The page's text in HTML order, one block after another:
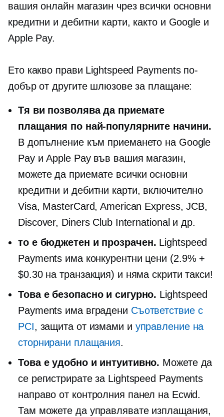
вашия онлайн магазин чрез всички основни
кредитни и дебитни карти, както и Google и
Apple Pay.
Ето какво прави Lightspeed Payments по-
добър от другите шлюзове за плащане:
Тя ви позволява да приемате
плащания по най-популярните начини.
В допълнение към приемането на Google
Pay и Apple Pay във вашия магазин,
можете да приемате всички основни
кредитни и дебитни карти, включително
Visa, MasterCard, American Express, JCB,
Discover, Diners Club International и др.
то е бюджетен и прозрачен. Lightspeed
Payments има конкурентни цени (2.9% +
$0.30 на транзакция) и няма скрити такси!
Това е безопасно и сигурно. Lightspeed
Payments има вградени Съответствие с
PCI, защита от измами и управление на
сторнирани плащания.
Това е удобно и интуитивно. Можете да
се регистрирате за Lightspeed Payments
направо от контролния панел на Ecwid.
Там можете да управлявате изплащания,